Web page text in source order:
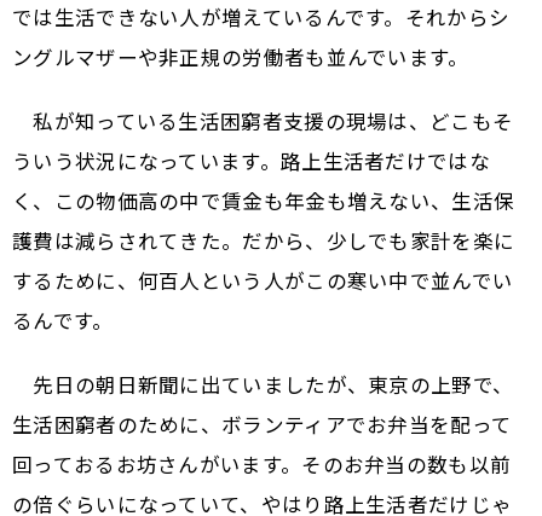
では生活できない人が増えているんです。それからシ
ングルマザーや非正規の労働者も並んでいます。
私が知っている生活困窮者支援の現場は、どこもそ
ういう状況になっています。路上生活者だけではな
く、この物価高の中で賃金も年金も増えない、生活保
護費は減らされてきた。だから、少しでも家計を楽に
するために、何百人という人がこの寒い中で並んでい
るんです。
先日の朝日新聞に出ていましたが、東京の上野で、
生活困窮者のために、ボランティアでお弁当を配って
回っておるお坊さんがいます。そのお弁当の数も以前
の倍ぐらいになっていて、やはり路上生活者だけじゃ